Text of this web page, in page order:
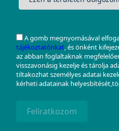
A gomb megnyomásával
tájékoztatónkat, és önként
az abban foglaltaknak
visszavonásig kezelje és tárolja
tiltakozhat személyes adatai
kérheti adatainak
Feliratkozom